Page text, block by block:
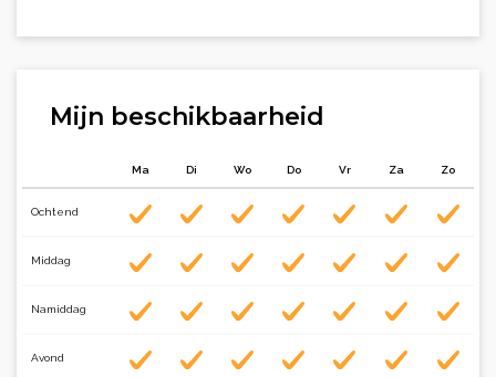
Mijn beschikbaarheid
Ma Di Wo Do Vr Za Zo
Ochtend
Middag
Namiddag
Avond